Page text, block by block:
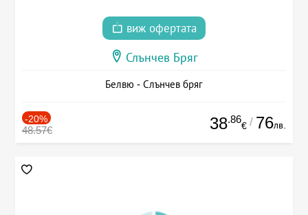
виж офертата
Слънчев Бряг
Белвю - Слънчев бряг
-20%
48.57€ 38.86
€ / 76лв.